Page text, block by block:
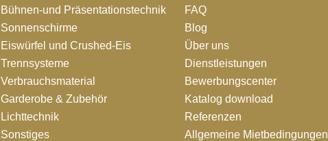
Bühnen-und Präsentationstechnik
Sonnenschirme
Eiswürfel und Crushed-Eis
Trennsysteme
Verbrauchsmaterial
Garderobe & Zubehör
Lichttechnik
Sonstiges
FAQ
Blog
Über uns
Dienstleistungen
Bewerbungscenter
Katalog download
Referenzen
Allgemeine Mietbedingungen